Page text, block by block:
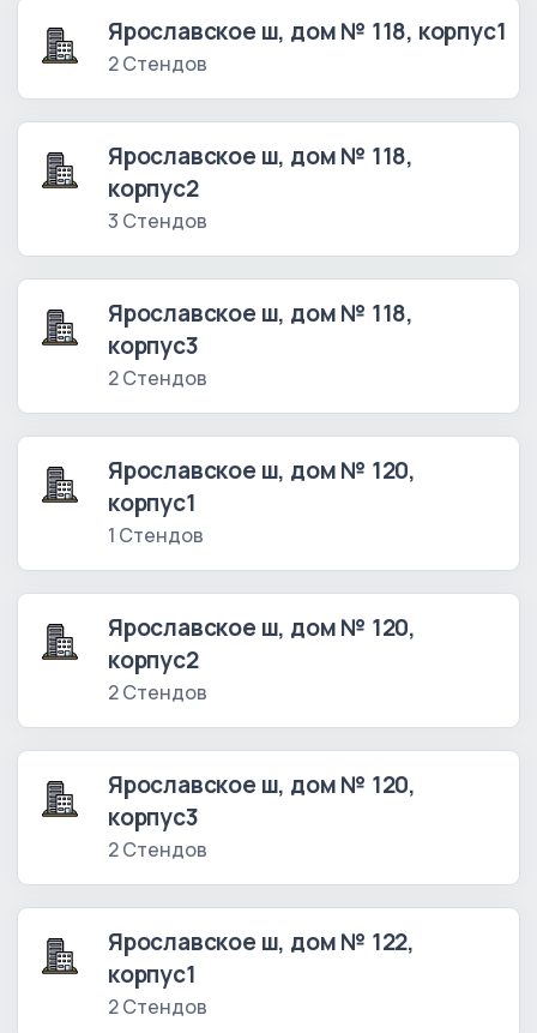
Ярославское ш, дом № 118, корпус1
2 Стендов
Ярославское ш, дом № 118,
корпус2
3 Стендов
Ярославское ш, дом № 118,
корпус3
2 Стендов
Ярославское ш, дом № 120,
корпус1
1 Стендов
Ярославское ш, дом № 120,
корпус2
2 Стендов
Ярославское ш, дом № 120,
корпус3
2 Стендов
Ярославское ш, дом № 122,
корпус1
2 Стендов